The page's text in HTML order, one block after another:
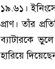
১৯.৬১।
প্রাণ। তাঁর
ব্যাটারকে
হারিয়ে